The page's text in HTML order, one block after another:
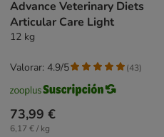
Advance Veterinary Diets
Articular Care Light
12 kg
73,99 €
6,17 € / kg
Valorar: 4.9/5 (43)